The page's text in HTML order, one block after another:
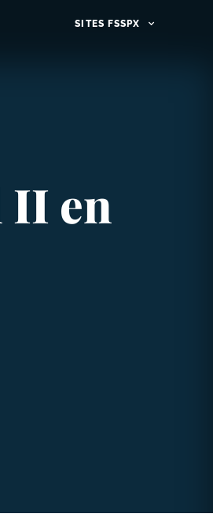
SITES FSSPX
II en